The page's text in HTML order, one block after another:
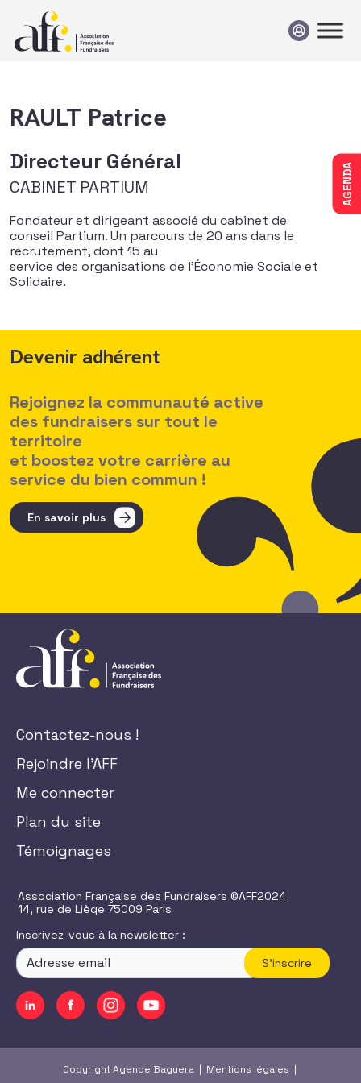
AGENDA
RAULT Patrice
Directeur Général
CABINET PARTIUM
Fondateur et dirigeant associé du cabinet de
conseil Partium. Un parcours de 20 ans dans le
recrutement, dont 15 au
service des organisations de l’Économie Sociale et
Solidaire.
Devenir adhérent
Rejoignez la communauté active
des fundraisers sur tout le
territoire
et boostez votre carrière au
service du bien commun !
En savoir plus
Contactez-nous !
Rejoindre l'AFF
Me connecter
Plan du site
Témoignages
Association Française des Fundraisers ©AFF2024
14, rue de Liège 75009 Paris
Inscrivez-vous à la newsletter :
S'inscrire
Copyright Agence Baguera | Mentions légales |